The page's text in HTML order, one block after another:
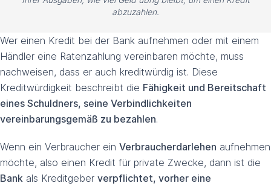
abzuzahlen.
Wer einen Kredit bei der Bank aufnehmen oder mit einem
Händler eine Ratenzahlung vereinbaren möchte, muss
nachweisen, dass er auch kreditwürdig ist. Diese
Kreditwürdigkeit beschreibt die Fähigkeit und Bereitschaft
eines Schuldners, seine Verbindlichkeiten
vereinbarungsgemäß zu bezahlen.
Wenn ein Verbraucher ein Verbraucherdarlehen aufnehmen
möchte, also einen Kredit für private Zwecke, dann ist die
Bank als Kreditgeber verpflichtet, vorher eine